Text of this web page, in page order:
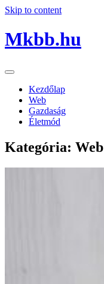
Skip to content
Mkbb.hu
Kezdőlap
Web
Gazdaság
Életmód
Kategória: Web